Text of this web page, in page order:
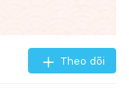
Theo dõi